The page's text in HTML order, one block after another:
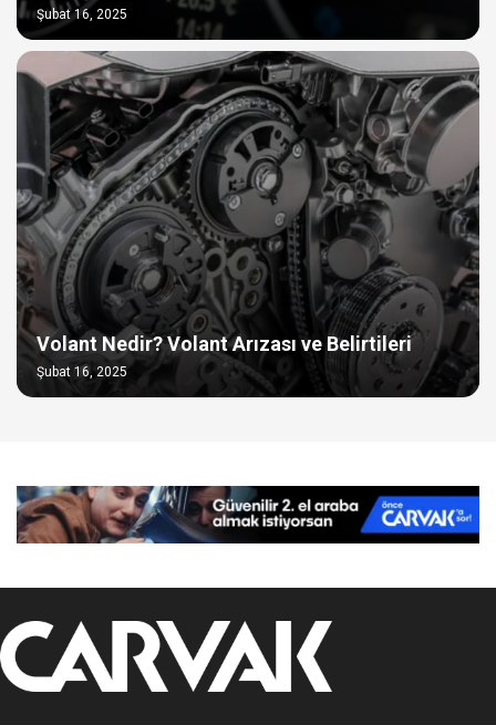
Şubat 16, 2025
Volant Nedir? Volant Arızası ve Belirtileri
Şubat 16, 2025